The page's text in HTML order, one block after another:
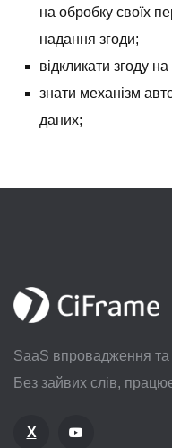
на обробку своїх
надання згоди;
відкликати згоду
знати механізм
даних;
SaaS впровадження та
Без зайвих слів,
X